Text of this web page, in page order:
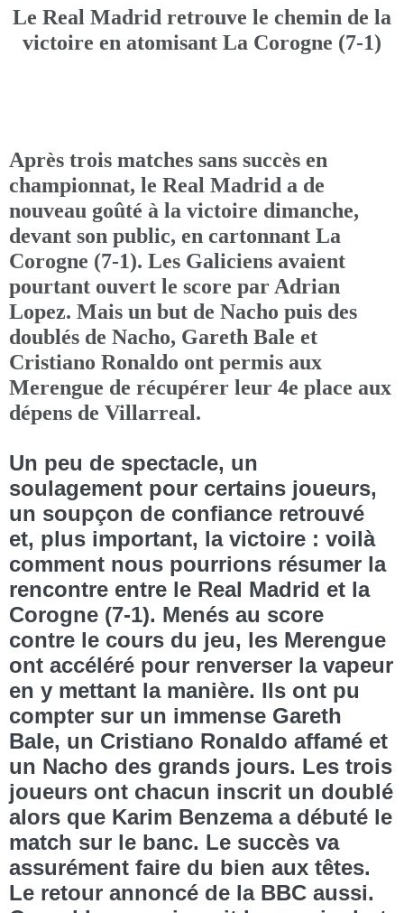
Le Real Madrid retrouve le chemin de la
victoire en atomisant La Corogne (7-1)
Après trois matches sans succès en
championnat, le Real Madrid a de
nouveau goûté à la victoire dimanche,
devant son public, en cartonnant La
Corogne (7-1). Les Galiciens avaient
pourtant ouvert le score par Adrian
Lopez. Mais un but de Nacho puis des
doublés de Nacho, Gareth Bale et
Cristiano Ronaldo ont permis aux
Merengue de récupérer leur 4e place aux
dépens de Villarreal.
Un peu de spectacle, un
soulagement pour certains joueurs,
un soupçon de confiance retrouvé
et, plus important, la victoire : voilà
comment nous pourrions résumer la
rencontre entre le Real Madrid et la
Corogne (7-1). Menés au score
contre le cours du jeu, les Merengue
ont accéléré pour renverser la vapeur
en y mettant la manière. Ils ont pu
compter sur un immense Gareth
Bale, un Cristiano Ronaldo affamé et
un Nacho des grands jours. Les trois
joueurs ont chacun inscrit un doublé
alors que Karim Benzema a débuté le
match sur le banc. Le succès va
assurément faire du bien aux têtes.
Le retour annoncé de la BBC aussi.